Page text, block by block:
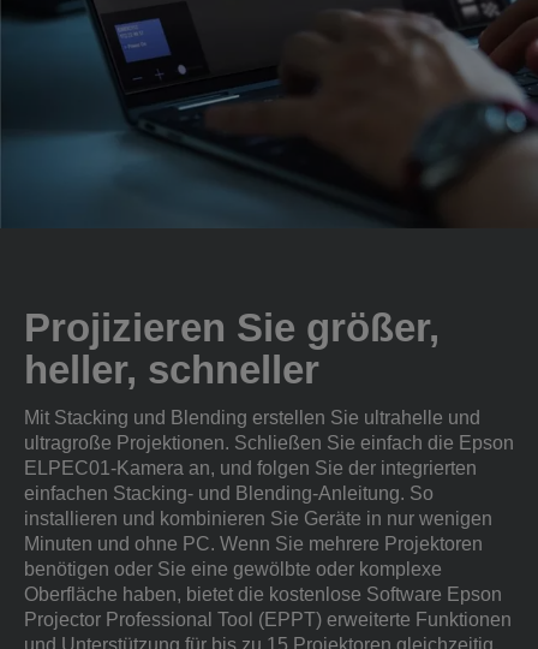
Projizieren Sie größer,
heller, schneller
Mit Stacking und Blending erstellen Sie ultrahelle und
ultragroße Projektionen. Schließen Sie einfach die Epson
ELPEC01-Kamera an, und folgen Sie der integrierten
einfachen Stacking- und Blending-Anleitung. So
installieren und kombinieren Sie Geräte in nur wenigen
Minuten und ohne PC. Wenn Sie mehrere Projektoren
benötigen oder Sie eine gewölbte oder komplexe
Oberfläche haben, bietet die kostenlose Software Epson
Projector Professional Tool (EPPT) erweiterte Funktionen
und Unterstützung für bis zu 15 Projektoren gleichzeitig.